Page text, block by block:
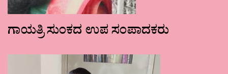
ಗಾಯತ್ರಿ ಸುಂಕದ ಉಪ ಸಂಪಾದಕರು